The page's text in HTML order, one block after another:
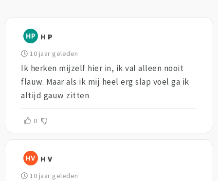
H P
10 jaar geleden
Ik herken mijzelf hier in, ik val alleen nooit
flauw. Maar als ik mij heel erg slap voel ga ik
altijd gauw zitten
0
H V
10 jaar geleden